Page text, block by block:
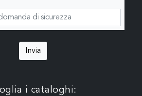
Invia
i cataloghi: